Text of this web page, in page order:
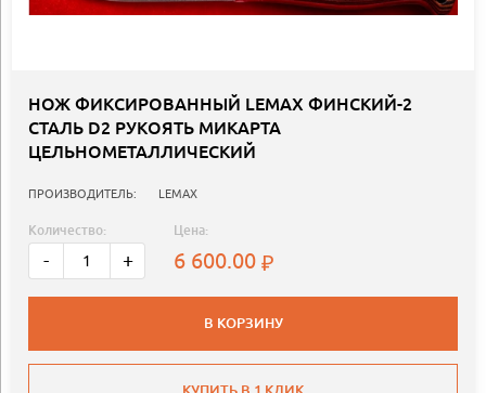
НОЖ ФИКСИРОВАННЫЙ LEMAX ФИНСКИЙ-2
СТАЛЬ D2 РУКОЯТЬ МИКАРТА
ЦЕЛЬНОМЕТАЛЛИЧЕСКИЙ
ПРОИЗВОДИТЕЛЬ: LEMAX
Количество:
- +
Цена:
6 600.00
В КОРЗИНУ